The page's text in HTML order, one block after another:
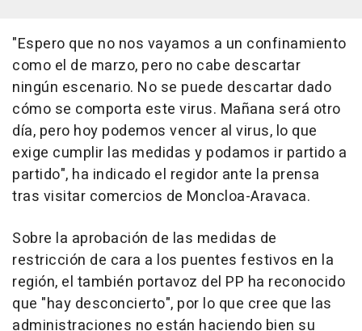
"Espero que no nos vayamos a un confinamiento
como el de marzo, pero no cabe descartar
ningún escenario. No se puede descartar dado
cómo se comporta este virus. Mañana será otro
día, pero hoy podemos vencer al virus, lo que
exige cumplir las medidas y podamos ir partido a
partido", ha indicado el regidor ante la prensa
tras visitar comercios de Moncloa-Aravaca.
Sobre la aprobación de las medidas de
restricción de cara a los puentes festivos en la
región, el también portavoz del PP ha reconocido
que "hay desconcierto", por lo que cree que las
administraciones no están haciendo bien su